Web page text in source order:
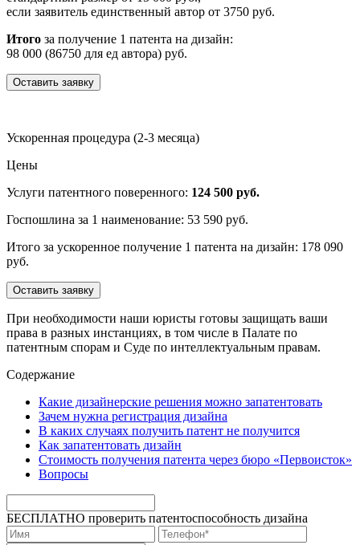
если заявитель единственный автор от 3750 руб.
Итого за получение 1 патента на дизайн:
98 000 (86750 для ед автора) руб.
Оставить заявку
Ускоренная процедура (2-3 месяца)
Цены
Услуги патентного поверенного: 124 500 руб.
Госпошлина за 1 наименование: 53 590 руб.
Итого за ускоренное получение 1 патента на дизайн: 178 090
руб.
Оставить заявку
При необходимости наши юристы готовы защищать ваши
права в разных инстанциях, в том числе в Палате по
патентным спорам и Суде по интеллектуальным правам.
Содержание
Какие дизайнерские решения можно запатентовать
Зачем нужна регистрация дизайна
В каких случаях получить патент не получится
Как запатентовать дизайн
Стоимость получения патента через бюро «Первоисток»
Вопросы
БЕСПЛАТНО проверить патентоспособность дизайна